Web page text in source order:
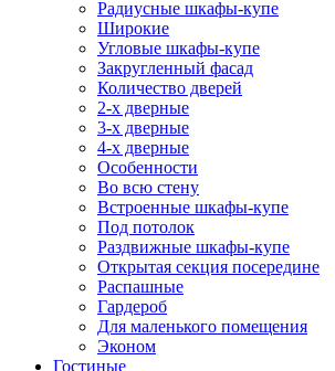
Радиусные шкафы-купе
Широкие
Угловые шкафы-купе
Закругленный фасад
Количество дверей
2-х дверные
3-х дверные
4-х дверные
Особенности
Во всю стену
Встроенные шкафы-купе
Под потолок
Раздвижные шкафы-купе
Открытая секция посередине
Распашные
Гардероб
Для маленького помещения
Эконом
Гостиные